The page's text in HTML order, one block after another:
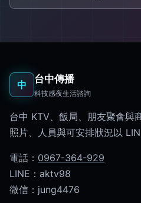
中 台中傳播
科技感夜生活諮詢
台中 KTV、飯局、朋友聚會與
照片、人員與可安排狀況以
電話： 0967-364-929
LINE：aktv98
微信：jung4476